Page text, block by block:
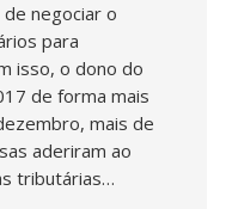
negociar o
para
isso, o dono do
de forma mais
mais de
aderiram ao
tributárias…